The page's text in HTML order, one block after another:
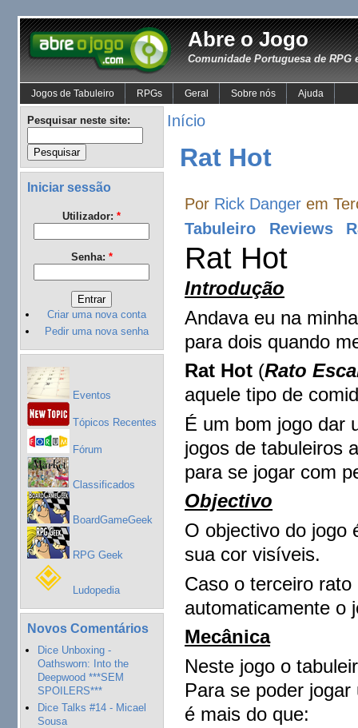
Abre o Jogo
Comunidade Portuguesa de RPG
Jogos de Tabuleiro RPGs Geral Sobre nós Ajuda
Pesquisar neste site:
Iniciar sessão
Utilizador: *
Senha: *
Criar uma nova conta
Pedir uma nova senha
Eventos
Tópicos Recentes
Fórum
Classificados
BoardGameGeek
RPG Geek
Ludopedia
Novos Comentários
Dice Unboxing -
Oathsworn: Into the
Deepwood ***SEM
SPOILERS***
Dice Talks #14 - Micael
Sousa
Início
Rat Hot
Por Rick Danger em
Tabuleiro
Reviews
Rat Hot
Introdução
Andava eu na
para dois quando
Rat Hot (Rato
aquele tipo de
É um bom jogo dar
jogos de tabuleiros
para se jogar com
Objectivo
O objectivo do jogo
sua cor visíveis.
Caso o terceiro
automaticamente o
Mecânica
Neste jogo o
Para se poder
é mais do que: